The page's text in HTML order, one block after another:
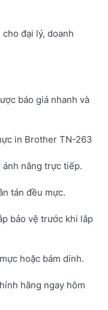
đại lý, doanh
báo giá nhanh và
in Brother TN-263
nắng trực tiếp.
tán đều mực.
bảo vệ trước khi lắp
hoặc bám dính.
hãng ngay hôm